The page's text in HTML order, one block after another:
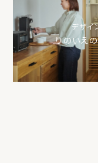
デザイ
りのいえ